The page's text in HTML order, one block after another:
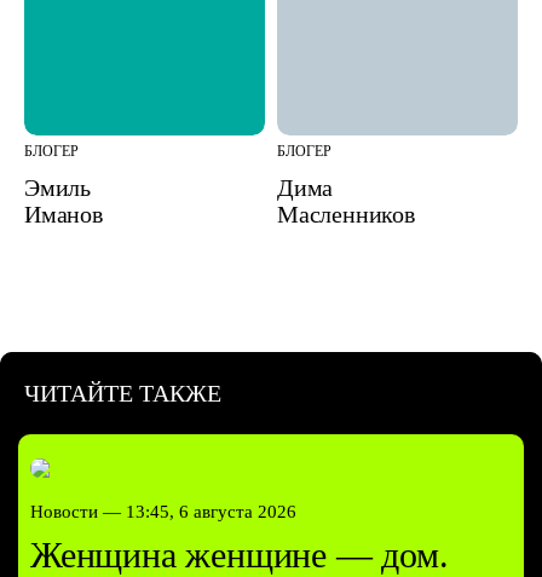
БЛОГЕР
Эмиль
Иманов
БЛОГЕР
Дима
Масленников
ЧИТАЙТЕ ТАКЖЕ
Новости — 13:45, 6 августа 2026
Женщина женщине — дом.